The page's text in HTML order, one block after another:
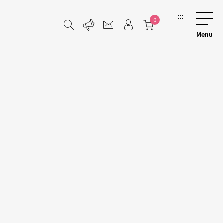
0 :::